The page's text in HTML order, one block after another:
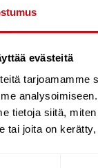
evästeitä
tarjoamamme
tietoja siitä,
tai joita on
ja